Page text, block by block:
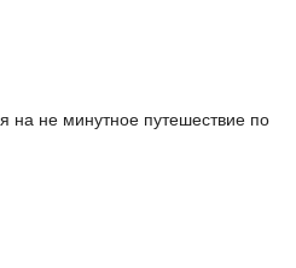
на не минутное путешествие по